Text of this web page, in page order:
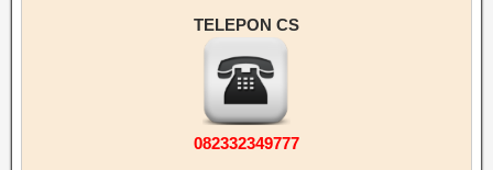
TELEPON CS
082332349777